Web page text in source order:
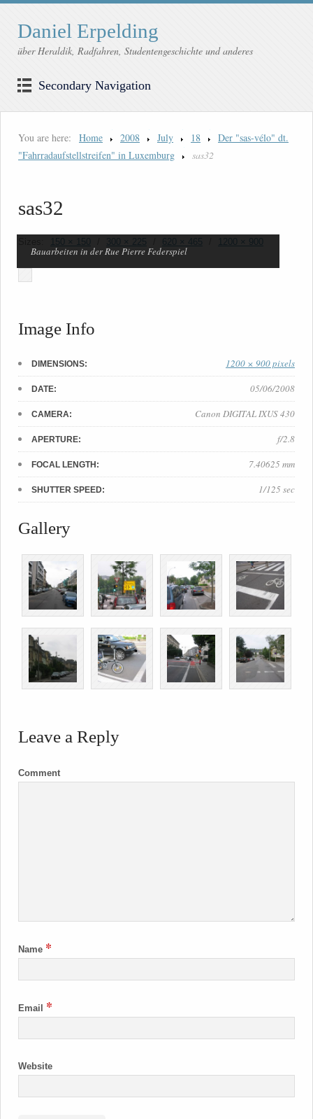
Daniel Erpelding
über Heraldik, Radfahren, Studentengeschichte und anderes
Secondary Navigation
You are here: Home 2008 July 18
Der "sas-vélo" dt.
"Fahrradaufstellstreifen" in Luxemburg
sas32
sas32
150 × 150 300 × 225 620 × 465 1200 × 900
Bauarbeiten in der Rue Pierre Federspiel
Image Info
DIMENSIONS: 1200 × 900 pixels
DATE: 05/06/2008
CAMERA: Canon DIGITAL IXUS 430
APERTURE: f/2.8
FOCAL LENGTH: 7.40625 mm
SHUTTER SPEED: 1/125 sec
Gallery
Leave a Reply
Comment
Name *
Email *
Website